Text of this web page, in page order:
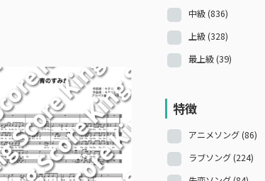
中級(836)
上級(328)
最上級(39)
特徴
アニメソング(86)
ラブソング(224)